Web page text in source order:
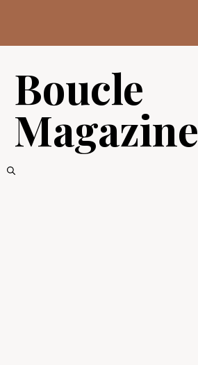
contenu
Boucle
Magazine